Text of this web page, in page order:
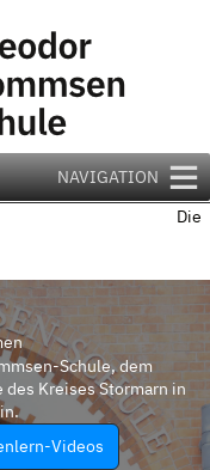
NAVIGATION
Schule, dem
Kreises Stormarn in
Videos